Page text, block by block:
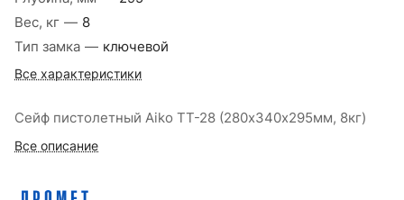
Вес, кг — 8
Тип замка — ключевой
Все характеристики
Сейф пистолетный Aiko TT-28 (280х340х295мм, 8кг)
Все описание